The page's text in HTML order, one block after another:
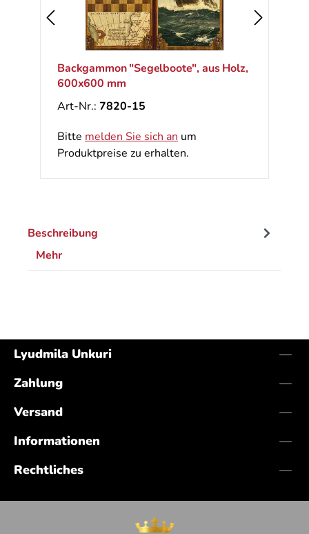
Backgammon "Segelboote", aus Holz,
600x600 mm
Art-Nr.: 7820-15
Bitte melden Sie sich an um
Produktpreise zu erhalten.
Beschreibung
Mehr
Lyudmila Unkuri
Zahlung
Versand
Informationen
Rechtliches